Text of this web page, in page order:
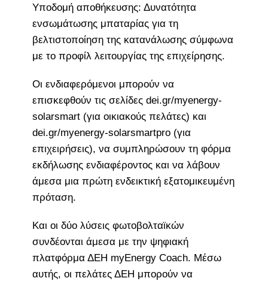
Υποδομή αποθήκευσης: Δυνατότητα
ενσωμάτωσης μπαταρίας για τη
βελτιστοποίηση της κατανάλωσης σύμφωνα
με το προφίλ λειτουργίας της επιχείρησης.
Οι ενδιαφερόμενοι μπορούν να
επισκεφθούν τις σελίδες dei.gr/myenergy-
solarsmart (για οικιακούς πελάτες) και
dei.gr/myenergy-solarsmartpro (για
επιχειρήσεις), να συμπληρώσουν τη φόρμα
εκδήλωσης ενδιαφέροντος και να λάβουν
άμεσα μια πρώτη ενδεικτική εξατομικευμένη
πρόταση.
Και οι δύο λύσεις φωτοβολταϊκών
συνδέονται άμεσα με την ψηφιακή
πλατφόρμα ΔΕΗ myEnergy Coach. Μέσω
αυτής, οι πελάτες ΔΕΗ μπορούν να